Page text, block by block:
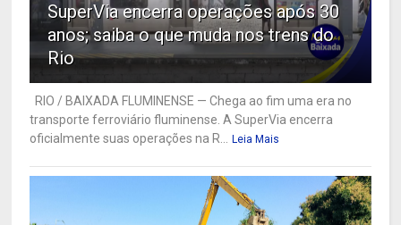
SuperVia encerra operações após 30
anos; saiba o que muda nos trens do
Rio
RIO / BAIXADA FLUMINENSE — Chega ao fim uma era no
transporte ferroviário fluminense. A SuperVia encerra
oficialmente suas operações na R...
Leia Mais